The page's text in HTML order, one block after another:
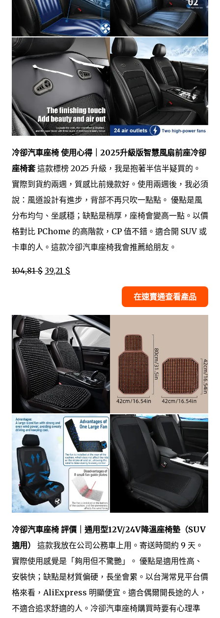
冷卻汽車座椅 使用心得｜2025升級版智慧風扇前座冷卻
座椅套這款標榜 2025 升級，我是抱著半信半疑買的。
實際到貨約兩週，質感比前幾款好。使用兩週後，我必須
說：風道設計有進步，背部不再只吹一點點。 優點是風
分布均勻、坐感穩；缺點是稍厚，座椅會變高一點。以價
格對比 PChome 的高階款，CP 值不錯。適合開 SUV 或
卡車的人。這款冷卻汽車座椅我會推薦給朋友。
104,81 $ 39,21 $
在速賣通查看產品
冷卻汽車座椅 評價｜通用型12V/24V降溫座椅墊（SUV
適用）
這款我放在公司公務車上用。寄送時間約 9 天。
實際使用感覺是「夠用但不驚艷」。 優點是適用性高、
安裝快；缺點是材質偏硬，長坐會累。以台灣常見平台價
格來看，AliExpress 明顯便宜。適合偶爾開長途的人，
不適合追求舒適的人。冷卻汽車座椅購買時要有心理準